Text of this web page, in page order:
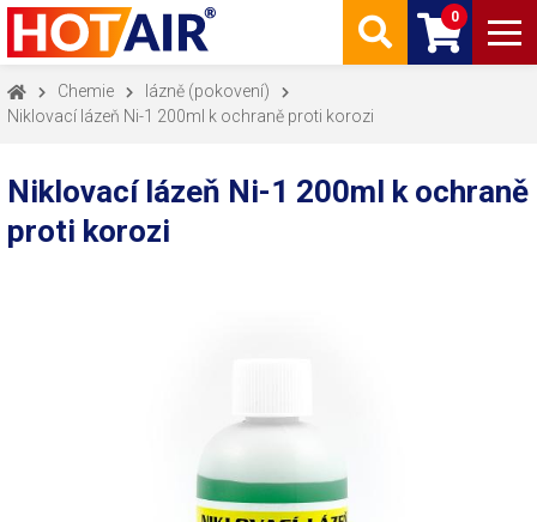
0
Chemie
lázně (pokovení)
Niklovací lázeň Ni-1 200ml k ochraně proti korozi
Niklovací lázeň Ni-1 200ml k ochraně
proti korozi